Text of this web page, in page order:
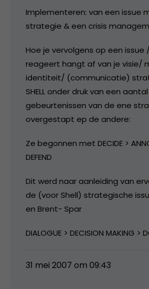
Implementeren: van een issue
strategie & een crisis
Hoe je vervolgens op een issue
reageert hangt af van je visie/
identiteit/ (communicatie)
SHELL onder druk van een aantal
gebeurtenissen van de ene
overgestapt ep de andere:
Ze begonnen met DECIDE >
DEFEND
Dit werd naar aanleiding van
de (voor Shell) strategische
en Brent- Spar
DIALOGUE > DECISION MAKING >
31 mei 2007 om 09:43